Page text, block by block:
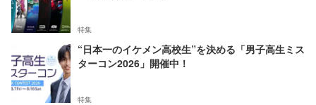
特集
“日本一のイケメン高校生”を決める「男子高生ミス
ターコン2026」開催中！
特集